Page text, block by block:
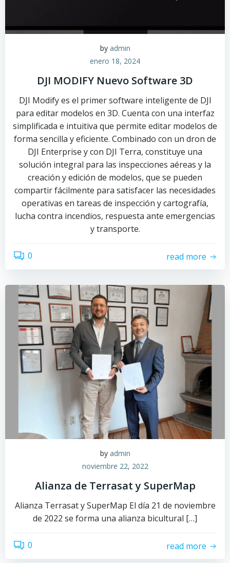
by admin
enero 18, 2024
DJI MODIFY Nuevo Software 3D
DJI Modify es el primer software inteligente de DJI
para editar modelos en 3D. Cuenta con una interfaz
simplificada e intuitiva que permite editar modelos de
forma sencilla y eficiente. Combinado con un dron de
DJI Enterprise y con DJI Terra, constituye una
solución integral para las inspecciones aéreas y la
creación y edición de modelos, que se pueden
compartir fácilmente para satisfacer las necesidades
operativas en tareas de inspección y cartografía,
lucha contra incendios, respuesta ante emergencias
y transporte.
0 read more
by admin
noviembre 22, 2022
Alianza de Terrasat y SuperMap
Alianza Terrasat y SuperMap El día 21 de noviembre
de 2022 se forma una alianza bicultural […]
0 read more